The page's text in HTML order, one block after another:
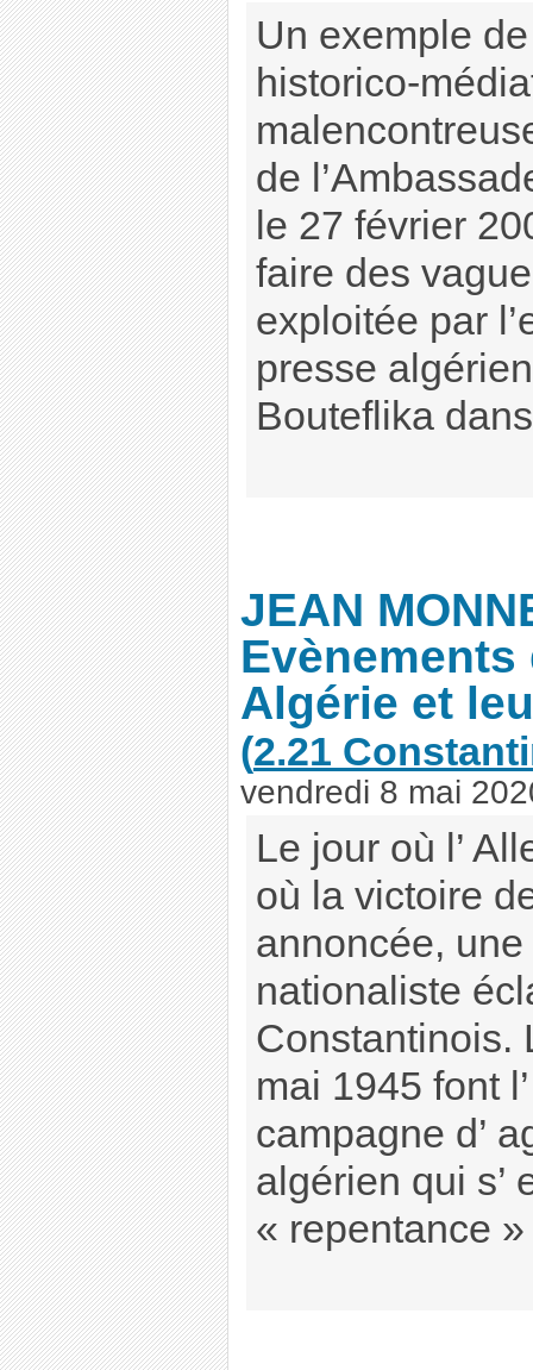
Un exemple
historico-
de
le 27 février
faire des
exploitée par
presse
Bouteflika
JEAN
Evènements
Algérie et
(2.21
vendredi 8 mai
Le jour où l’
où la victoire
annoncée,
nationaliste
Constantinois.
mai 1945 font
campagne d’
algérien qui s’
« repentance